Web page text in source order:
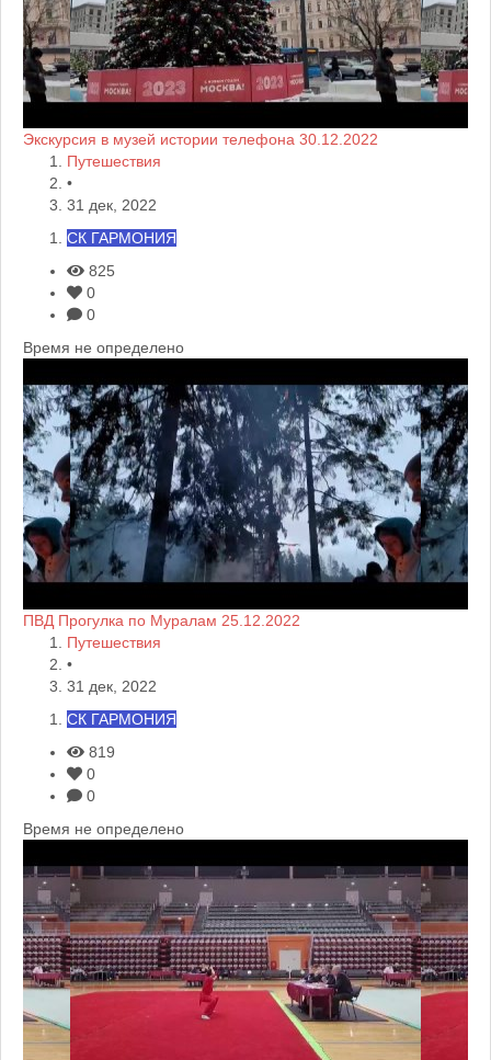
Экскурсия в музей истории телефона 30.12.2022
Путешествия
•
31 дек, 2022
СК ГАРМОНИЯ
825
0
0
Время не определено
ПВД Прогулка по Муралам 25.12.2022
Путешествия
•
31 дек, 2022
СК ГАРМОНИЯ
819
0
0
Время не определено